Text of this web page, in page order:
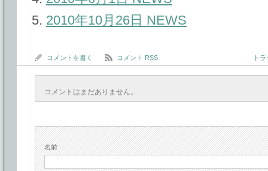
2010年10月26日 NEWS
コメントを書く コメント RSS ト
コメントはまだありません。
名前